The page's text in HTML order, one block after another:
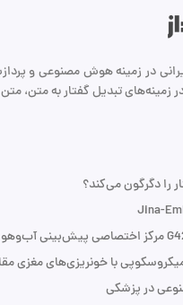
تبدیل گفتار به متن،
را دگرگون می‌کند؟
با خونریزی‌های مغزی
در پزشکی